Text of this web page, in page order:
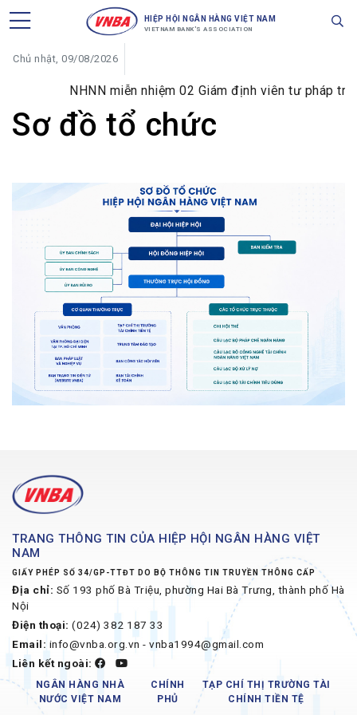
HIỆP HỘI NGÂN HÀNG VIỆT NAM
VIETNAM BANK'S ASSOCIATION
Chủ nhật, 09/08/2026
NHNN miễn nhiệm 02 Giám định viên tư pháp
Sơ đồ tổ chức
TRANG THÔNG TIN CỦA HIỆP HỘI NGÂN HÀNG VIỆT
NAM
GIẤY PHÉP SỐ 34/GP-TTĐT DO BỘ THÔNG TIN TRUYỀN THÔNG CẤP
Địa chỉ: Số 193 phố Bà Triệu, phường Hai Bà Trưng, thành phố Hà
Nội
Điện thoại: (024) 382 187 33
Email: info@vnba.org.vn - vnba1994@gmail.com
Liên kết ngoài:
NGÂN HÀNG NHÀ
NƯỚC VIỆT NAM
CHÍNH
PHỦ
TẠP CHÍ THỊ TRƯỜNG TÀI
CHÍNH TIỀN TỆ